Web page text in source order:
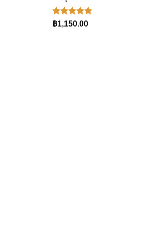
ให้คะแนน
฿1,150.00